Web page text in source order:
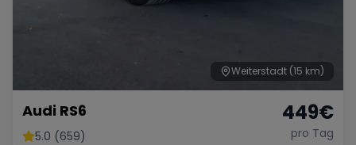
Weiterstadt (15 km)
Audi RS6
5.0 (659)
449€
pro Tag